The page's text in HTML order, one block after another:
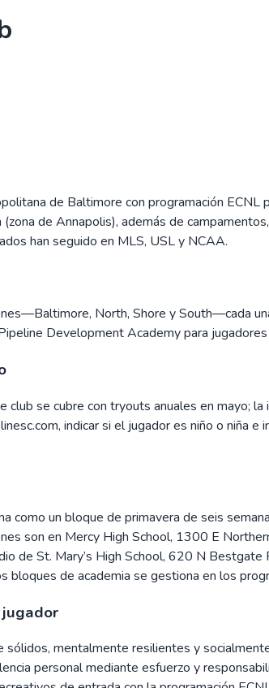
de Baltimore con programación
de Annapolis), además de
han seguido en MLS, USL y NCAA.
North, Shore y South—cada
Development Academy para
se cubre con tryouts anuales en mayo;
indicar si el jugador es niño o niña
como un bloque de primavera de seis
son en Mercy High School, 1300 E
de St. Mary’s High School, 620 N
de academia se gestiona en los
sólidos, mentalmente resilientes y
personal mediante esfuerzo y